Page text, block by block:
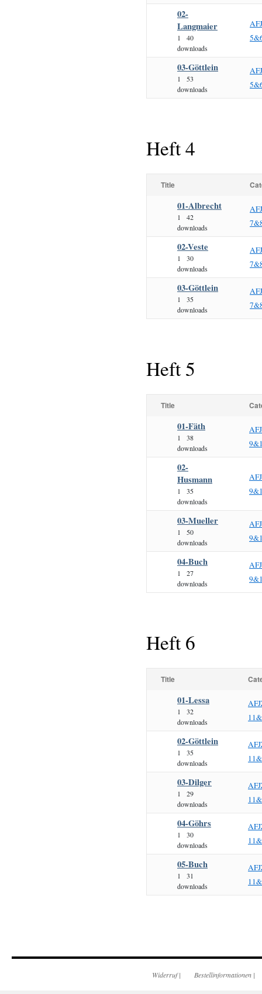
02-
Langmaier
1
40
downloads
03-Göttlein
1
53
downloads
Heft 4
Title
01-Albrecht
1
42
downloads
02-Veste
1
30
downloads
03-Göttlein
1
35
downloads
Heft 5
Title
01-Fäth
1
38
downloads
02-
Husmann
1
35
downloads
03-Mueller
1
50
downloads
04-Buch
1
27
downloads
Heft 6
Title
01-Lessa
1
32
downloads
02-Göttlein
1
35
downloads
03-Dilger
1
29
downloads
04-Göhrs
1
30
downloads
05-Buch
1
31
downloads
Widerruf| Bestellinformationen |